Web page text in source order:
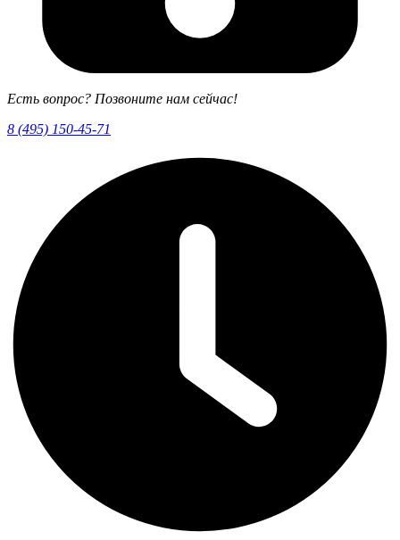
Есть вопрос? Позвоните нам сейчас!
8 (495) 150-45-71